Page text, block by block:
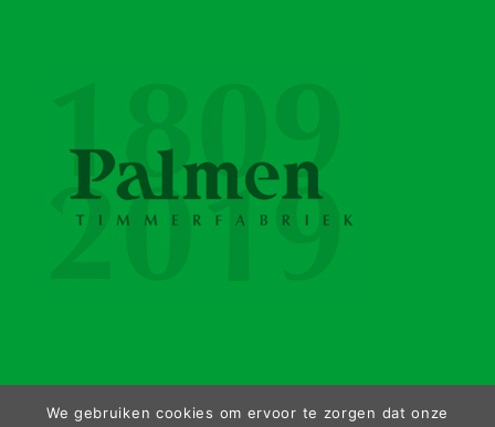
We gebruiken cookies om ervoor te zorgen dat onze